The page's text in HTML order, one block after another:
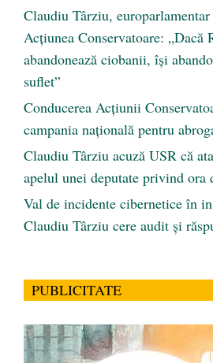
Claudiu Târziu,
Acțiunea Conservatoare: „Dacă
abandonează ciobanii, își
suflet”
Conducerea Acțiunii
campania națională pentru
Claudiu Târziu acuză USR că
apelul unei deputate privind ora
Val de incidente cibernetice în
Claudiu Târziu cere audit și
PUBLICITATE